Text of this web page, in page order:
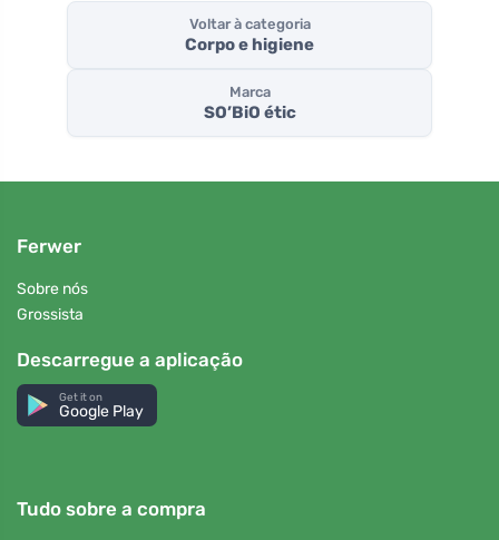
Voltar à categoria
Corpo e higiene
Marca
SO’BiO étic
Ferwer
Sobre nós
Grossista
Descarregue a aplicação
Get it on
Google Play
Tudo sobre a compra